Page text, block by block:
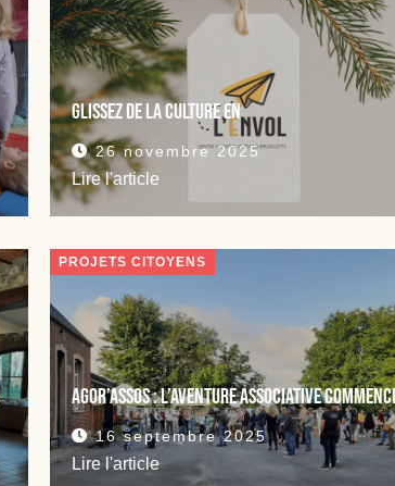
GLISSEZ DE LA CULTURE en
26 novembre 2025
Lire l'article
PROJETS CITOYENS
Agor’assos : l’aventure associative
16 septembre 2025
Lire l'article